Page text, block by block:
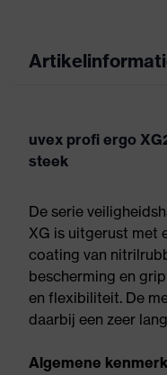
uvex profi ergo
steek
De serie
XG is uitgerust met
coating van
bescherming en
en flexibiliteit. De
daarbij een zeer
Algemene